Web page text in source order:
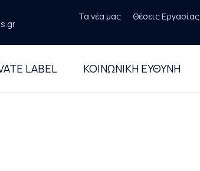
Τα νέα μας Θέσεις Εργασίας
LABEL ΚΟΙΝΩΝΙΚΗ ΕΥΘΥΝΗ